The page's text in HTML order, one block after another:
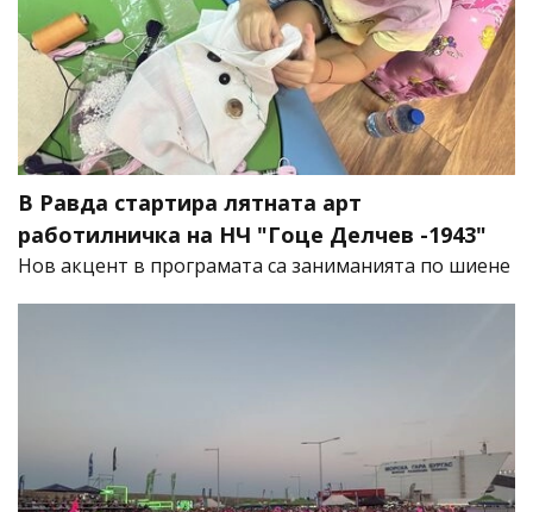
В Равда стартира лятната арт
работилничка на НЧ "Гоце Делчев -1943"
Нов акцент в програмата са заниманията по шиене